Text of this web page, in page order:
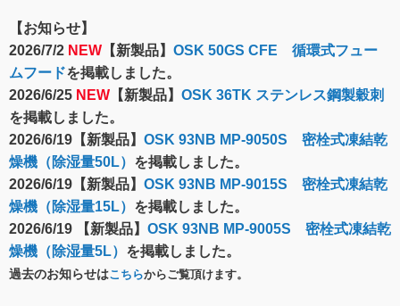
【お知らせ】
2026/7/2 NEW 【新製品】 OSK 50GS CFE 循環式フュー
ムフードを掲載しました。
2026/6/25 NEW 【新製品】 OSK 36TK ステンレス鋼製穀刺
を掲載しました。
2026/6/19【新製品】 OSK 93NB MP-9050S 密栓式凍結乾
燥機（除湿量50L） を掲載しました。
2026/6/19【新製品】 OSK 93NB MP-9015S 密栓式凍結乾
燥機（除湿量15L） を掲載しました。
2026/6/19 【新製品】 OSK 93NB MP-9005S 密栓式凍結乾
燥機（除湿量5L） を掲載しました。
過去のお知らせはこちらからご覧頂けます。